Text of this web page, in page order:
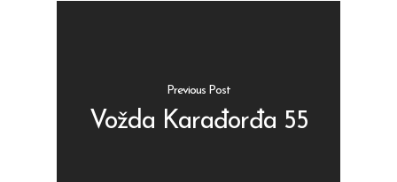
Previous Post
Vožda Karađorđa 55